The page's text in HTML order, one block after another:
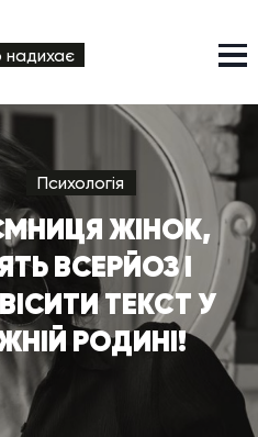
надихає
Психологія
ЖІНОК,
ВСЕРЙОЗ І
ТЕКСТ У
РОДИНІ!